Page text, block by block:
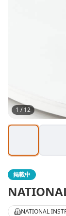
1 /12
掲載中
NATIONAL